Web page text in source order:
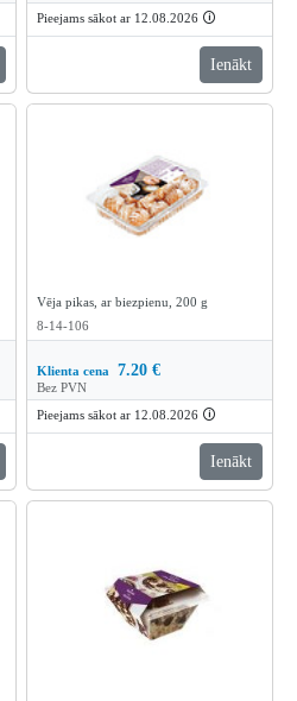
Pieejams sākot ar 12.08.2026 🛈
Ienākt
Vēja pikas, ar biezpienu, 200 g
8-14-106
Klienta cena 7.20 €
Bez PVN
Pieejams sākot ar 12.08.2026 🛈
Ienākt